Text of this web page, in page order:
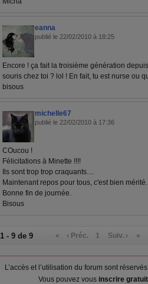
eanna
publié le 22/02/2010 à 18:25
Encore ! ça fait la troisième génération
souris chez toi ? lol ! En fait, tu est nurse ou
bisous
michelle67
publié le 22/02/2010 à 17:36
COucou !
Félicitations à Minette !!!!
Ils sont trop trop craquants....
Maintenant repos pour tous, c'est bien mérité.
Bonne fin de journée.
Bisous
1 - 9 de 9 « ‹ Préc. 1 Suiv. › »
L’accès et l’utilisation du forum sont
Vous pouvez vous inscrire